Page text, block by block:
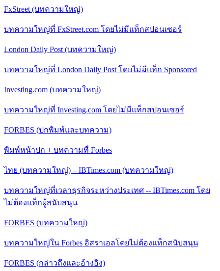
FxStreet (บทความใหญ่)
บทความใหญ่ที่ FxStreet.com โดยไม่มีแท็กสปอนเซอร์
London Daily Post (บทความใหญ่)
บทความใหญ่ที่ London Daily Post โดยไม่มีแท็ก Sponsored
Investing.com (บทความใหญ่)
บทความใหญ่ที่ Investing.com โดยไม่มีแท็กสปอนเซอร์
FORBES (ปกพิมพ์และบทความ)
พิมพ์หน้าปก + บทความที่ Forbes
ไทย (บทความใหญ่) – IBTimes.com (บทความใหญ่)
บทความใหญ่ที่เวลาธุรกิจระหว่างประเทศ -- IBTimes.com โดย
ไม่ต้องแท็กผู้สนับสนุน
FORBES (บทความใหญ่)
บทความใหญ่ใน Forbes อิสราเอลโดยไม่ต้องแท็กสนับสนุน
FORBES (กล่าวถึงและอ้างอิง)